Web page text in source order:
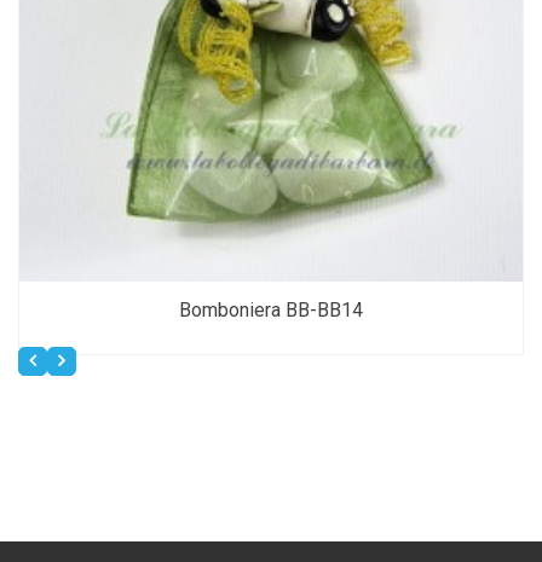
Bomboniera BB-BB14